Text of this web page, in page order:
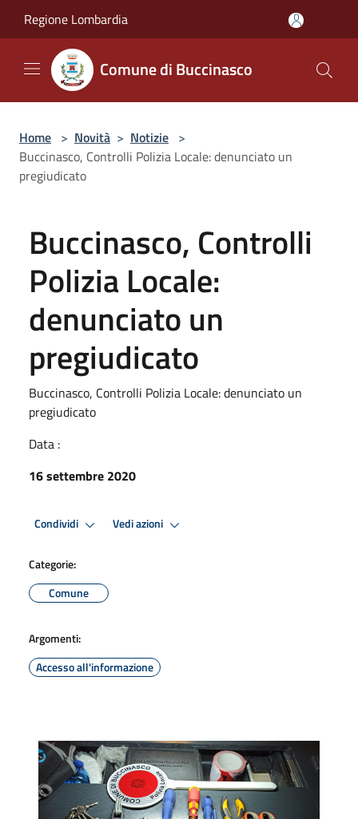
Regione Lombardia
Comune di Buccinasco
Home > Novità > Notizie >
Buccinasco, Controlli Polizia Locale: denunciato un
pregiudicato
Buccinasco, Controlli
Polizia Locale:
denunciato un
pregiudicato
Buccinasco, Controlli Polizia Locale: denunciato un
pregiudicato
Data :
16 settembre 2020
Condividi Vedi azioni
Categorie:
Comune
Argomenti:
Accesso all'informazione